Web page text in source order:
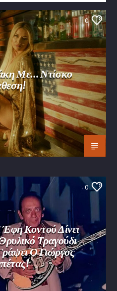
0
Με… Ντίσκο
0
Κοντού Δίνει
Τραγούδι
Ο Γιώργος